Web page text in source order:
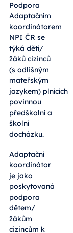
Podpora
Adaptačním
koordinátorem
NPI ČR se
týká dětí/
žáků cizinců
(s odlišným
mateřským
jazykem) plnících
povinnou
předškolní a
školní
docházku.
Adaptační
koordinátor
je jako
poskytovaná
podpora
dětem/
žákům
cizincům k